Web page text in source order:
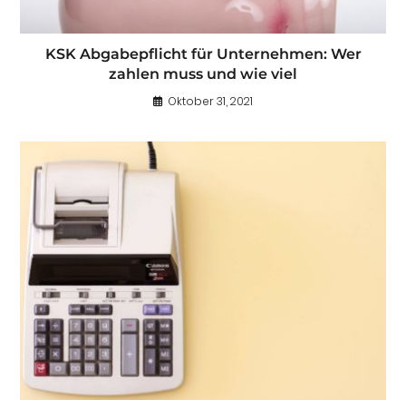
KSK Abgabepflicht für Unternehmen: Wer
zahlen muss und wie viel
Oktober 31, 2021